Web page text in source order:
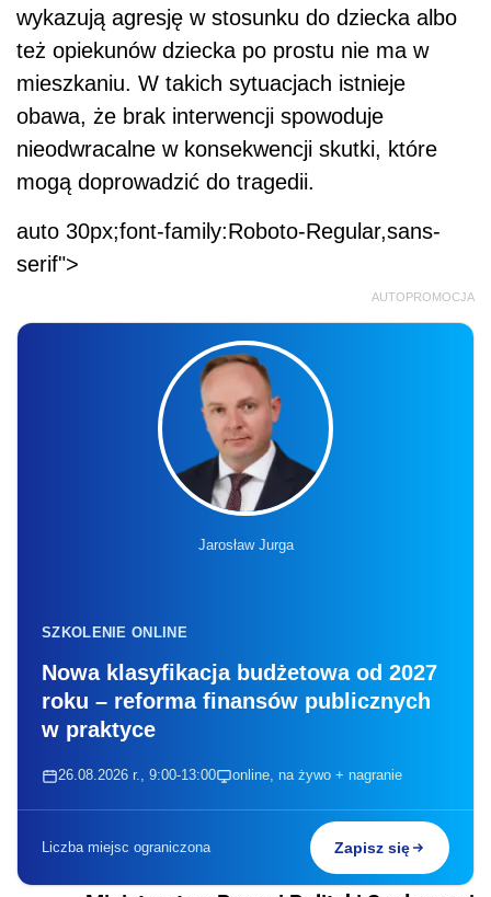
wykazują agresję w stosunku do dziecka albo
też opiekunów dziecka po prostu nie ma w
mieszkaniu. W takich sytuacjach istnieje
obawa, że brak interwencji spowoduje
nieodwracalne w konsekwencji skutki, które
mogą doprowadzić do tragedii.
auto 30px;font-family:Roboto-Regular,sans-
serif">
AUTOPROMOCJA
Jarosław Jurga
SZKOLENIE ONLINE
Nowa klasyfikacja budżetowa od 2027
roku – reforma finansów publicznych
w praktyce
26.08.2026 r., 9:00-13:00 online, na żywo + nagranie
Liczba miejsc ograniczona Zapisz się